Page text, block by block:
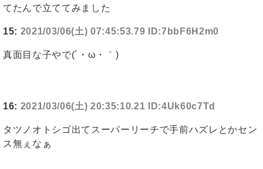
てたんで立ててみました
15: 2021/03/06(土) 07:45:53.79 ID:7bbF6H2m0
真面目な子やで(´・ω・｀)
16: 2021/03/06(土) 20:35:10.21 ID:4Uk60c7Td
タツノオトシゴ出てスーパーリーチで手前ハズレとかセン
ス無ぇなぁ